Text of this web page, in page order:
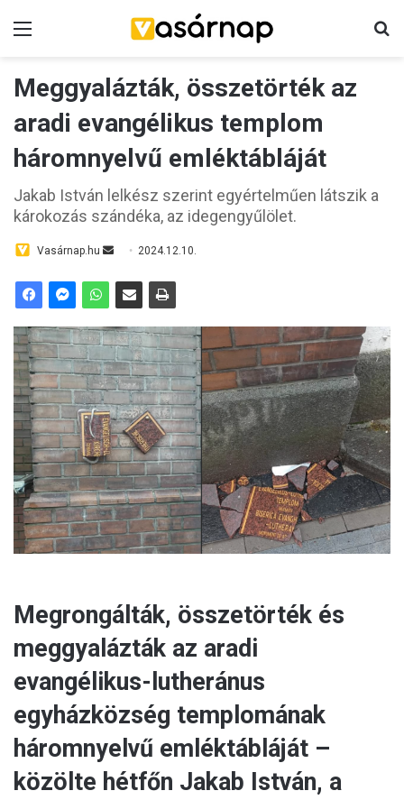
Meggyalázták, összetörték az
aradi evangélikus templom
háromnyelvű emléktábláját
Jakab István lelkész szerint egyértelműen látszik a
károkozás szándéka, az idegengyűlölet.
Vasárnap.hu
a
n
e
m
a
i
l
2024.12.10.
Megrongálták, összetörték és
meggyalázták az aradi
evangélikus-lutheránus
egyházközség templomának
háromnyelvű emléktábláját –
közölte hétfőn Jakab István, a